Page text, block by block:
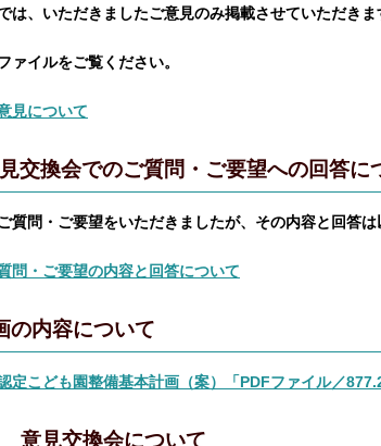
は、いただきましたご意見のみ掲載させていただきま
ァイルをご覧ください。
見について
交換会でのご質問・ご要望への回答に
質問・ご要望をいただきましたが、その内容と回答は
問・ご要望の内容と回答について
の内容について
定こども園整備基本計画（案）「PDFファイル／
意見交換会について